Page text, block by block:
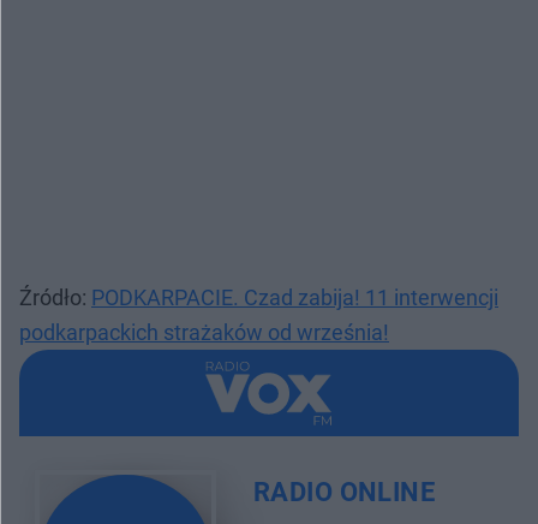
Źródło: PODKARPACIE. Czad zabija! 11 interwencji
podkarpackich strażaków od września!
RADIO ONLINE